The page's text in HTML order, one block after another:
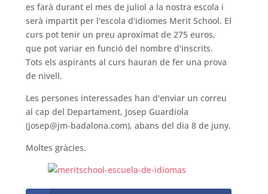
es farà durant el mes de juliol a la nostra escola i
serà impartit per l'escola d'idiomes Merit School. El
curs pot tenir un preu aproximat de 275 euros,
que pot variar en funció del nombre d'inscrits.
Tots els aspirants al curs hauran de fer una prova
de nivell.
Les persones interessades han d'enviar un correu
al cap del Departament, Josep Guardiola
(josep@jm-badalona.com), abans del dia 8 de juny.
Moltes gràcies.